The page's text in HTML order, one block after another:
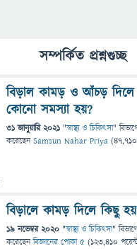
সম্পর্কিত প্রশ্নগুচ্ছ
বিড়াল কামড় ও আঁচড় দিলে
কোনো সমস্যা হয়?
31 জানুয়ারি 2021 "স্বাস্থ্য ও চিকিৎসা"
করেছেনSamsun Nahar Priya (47,710
বিড়ালে কামড় দিলে কিছু
19 নভেম্বর 2020 "স্বাস্থ্য ও চিকিৎসা"
করেছেনবিজ্ঞানের পোকা ৫ (123,410